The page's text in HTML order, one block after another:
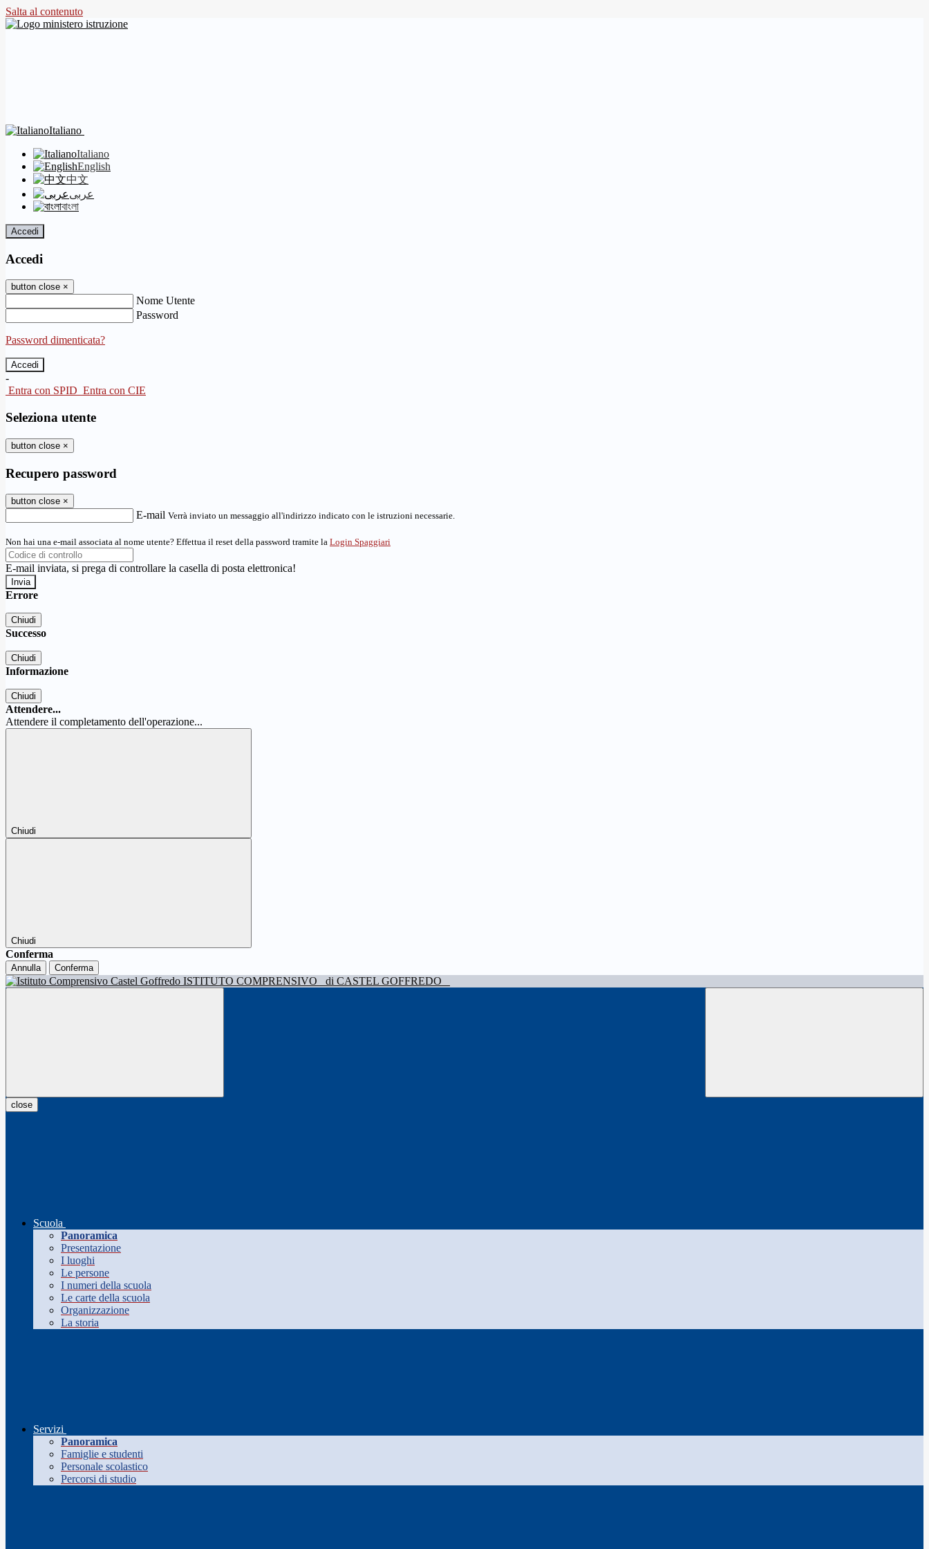
Salta al contenuto
Italiano
Italiano
English
中文
عربى
বাংলা
Accedi
Accedi
button close ×
Nome Utente
Password
Password dimenticata?
-
Entra con SPID Entra con CIE
Seleziona utente
button close ×
Recupero password
button close ×
E-mail Verrà inviato un messaggio all'indirizzo indicato con le istruzioni necessarie.
Non hai una e-mail associata al nome utente? Effettua il reset della password tramite la Login Spaggiari
E-mail inviata, si prega di controllare la casella di posta elettronica!
Errore
Chiudi
Successo
Chiudi
Informazione
Chiudi
Attendere...
Attendere il completamento dell'operazione...
Chiudi
Chiudi
Conferma
Annulla Conferma
ISTITUTO COMPRENSIVO di CASTEL GOFFREDO
close
Scuola
Panoramica
Presentazione
I luoghi
Le persone
I numeri della scuola
Le carte della scuola
Organizzazione
La storia
Servizi
Panoramica
Famiglie e studenti
Personale scolastico
Percorsi di studio